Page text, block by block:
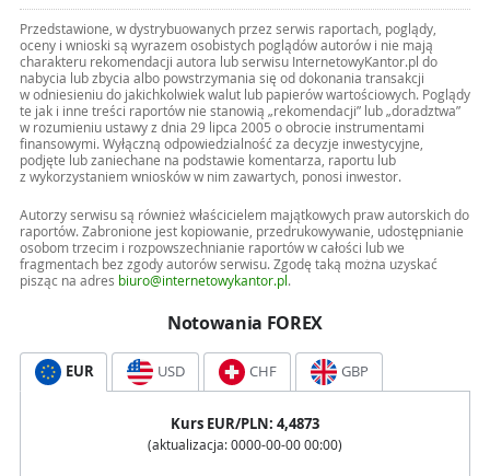
Przedstawione, w dystrybuowanych przez serwis raportach, poglądy,
oceny i wnioski są wyrazem osobistych poglądów autorów i nie mają
charakteru rekomendacji autora lub serwisu InternetowyKantor.pl do
nabycia lub zbycia albo powstrzymania się od dokonania transakcji
w odniesieniu do jakichkolwiek walut lub papierów wartościowych. Poglądy
te jak i inne treści raportów nie stanowią „rekomendacji” lub „doradztwa”
w rozumieniu ustawy z dnia 29 lipca 2005 o obrocie instrumentami
finansowymi. Wyłączną odpowiedzialność za decyzje inwestycyjne,
podjęte lub zaniechane na podstawie komentarza, raportu lub
z wykorzystaniem wniosków w nim zawartych, ponosi inwestor.
Autorzy serwisu są również właścicielem majątkowych praw autorskich do
raportów. Zabronione jest kopiowanie, przedrukowywanie, udostępnianie
osobom trzecim i rozpowszechnianie raportów w całości lub we
fragmentach bez zgody autorów serwisu. Zgodę taką można uzyskać
pisząc na adres biuro@internetowykantor.pl .
Notowania FOREX
EUR USD CHF GBP
Kurs EUR/PLN: 4,4873
(aktualizacja: 0000-00-00 00:00)